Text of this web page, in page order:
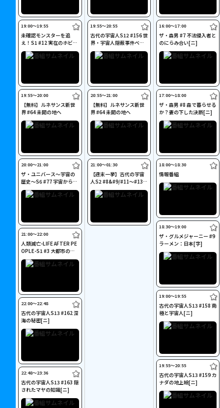
19:00〜19:55
未確認モンスターを追
え！S1 #12 実在のホビッ
ト[ニ]
19:55〜20:00
【無料】ルネサンス新世
界 #64 未開の地へ
20:00〜21:00
ザ・ユニバース～宇宙の
歴史～S6 #77 宇宙からみ
る地球の歴史[ニ]
21:00〜22:00
人類滅亡-LIFE AFTER PE
OPLE-S1 #3 大都市の危
機[ニ]
22:00〜22:48
古代の宇宙人S13 #162 深
海の秘密[ニ]
22:48〜23:36
古代の宇宙人S13 #163 隠
されたマヤの知識[ニ]
19:55〜20:55
古代の宇宙人S12 #156 世
界・宇宙人隠蔽事件ベス
ト10[ニ]
20:55〜21:00
【無料】ルネサンス新世
界 #64 未開の地へ
21:00〜01:30
【週末一挙】古代の宇宙
人S2 #8&#9/#11～#13
[ニ]
16:00〜17:00
ザ・森男 #7 不法侵入者と
のにらみ合い[ニ]
17:00〜18:00
ザ・森男 #8 森で暮らせる
か？妻の下した決断[ニ]
18:00〜18:30
情報番組
18:30〜19:00
ザ・グルメジャーニー #9
ラーメン：日本[字]
19:00〜19:55
古代の宇宙人S13 #158 南
極と宇宙人[ニ]
19:55〜20:55
古代の宇宙人S13 #159 カ
ナダの地上絵[ニ]